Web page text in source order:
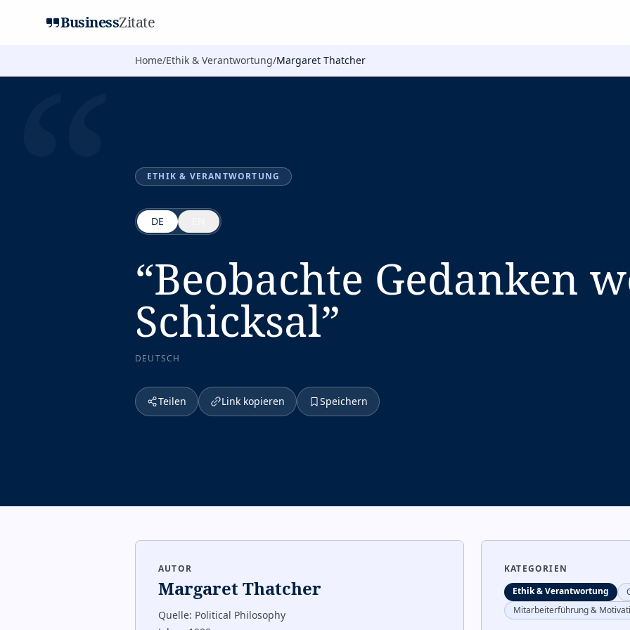
BusinessZitate
Home/Ethik & Verantwortung/Margaret Thatcher
“ ETHIK & VERANTWORTUNG
DE
“Beobachte Gedanken
Schicksal”
DEUTSCH
Teilen Link kopieren Speichern
AUTOR
Margaret Thatcher
Quelle: Political Philosophy
KATEGORIEN
Ethik & Verantwortung
Mitarbeiterführung &